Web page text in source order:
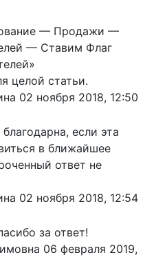
— Продажи —
— Ставим Флаг
целой статьи.
02 ноября 2018, 12:50
если эта
в ближайшее
ответ не
02 ноября 2018, 12:54
за ответ!
06 февраля 2019,